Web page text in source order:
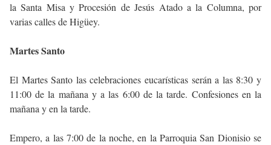
la Santa Misa y Procesión de Jesús Atado a la Columna, por
varias calles de Higüey.
Martes Santo
El Martes Santo las celebraciones eucarísticas serán a las 8:30 y
11:00 de la mañana y a las 6:00 de la tarde. Confesiones en la
mañana y en la tarde.
Empero, a las 7:00 de la noche, en la Parroquia San Dionisio se